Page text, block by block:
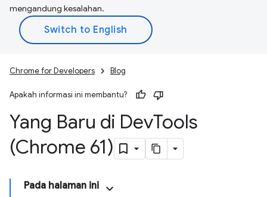
mengandung kesalahan.
Chrome for Developers Blog
Apakah informasi ini membantu?
Yang Baru di DevTools
(Chrome 61)
Pada halaman ini